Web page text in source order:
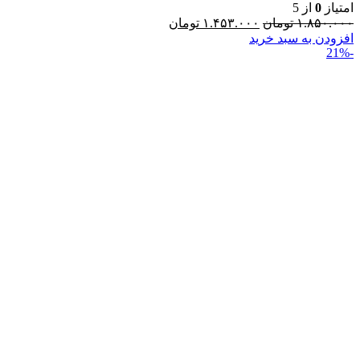
امتیاز 0 از 5
۱.۸۵۰.۰۰۰ تومان ۱.۴۵۳.۰۰۰ تومان
افزودن به سبد خرید
-21%